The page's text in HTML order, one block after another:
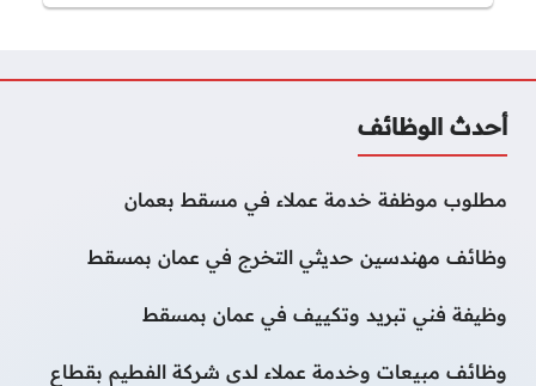
أحدث الوظائف
مطلوب موظفة خدمة عملاء في مسقط بعمان
وظائف مهندسين حديثي التخرج في عمان بمسقط
وظيفة فني تبريد وتكييف في عمان بمسقط
وظائف مبيعات وخدمة عملاء لدى شركة الفطيم بقطاع